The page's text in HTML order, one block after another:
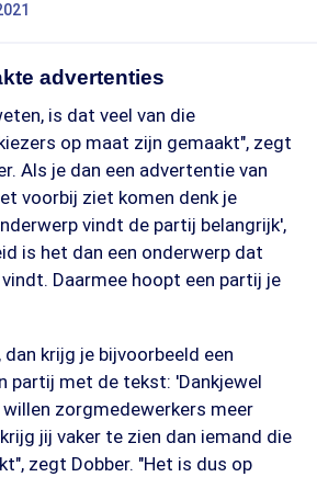
advertenties
is dat veel van die
op maat zijn gemaakt", zegt
Als je dan een advertentie van
voorbij ziet komen denk je
vindt de partij belangrijk',
is het dan een onderwerp dat
Daarmee hoopt een partij je
dan krijg je bijvoorbeeld een
partij met de tekst: 'Dankjewel
zorgmedewerkers meer
jij vaker te zien dan iemand die
zegt Dobber. "Het is dus op